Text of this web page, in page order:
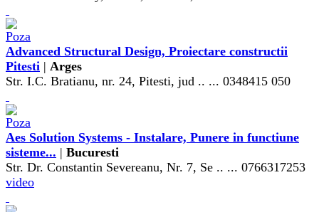
Advanced Structural Design, Proiectare constructii
Pitesti | Arges
Str. I.C. Bratianu, nr. 24, Pitesti, jud .. ... 0348415 050
Aes Solution Systems - Instalare, Punere in functiune
sisteme... | Bucuresti
Str. Dr. Constantin Severeanu, Nr. 7, Se .. ... 0766317253
video